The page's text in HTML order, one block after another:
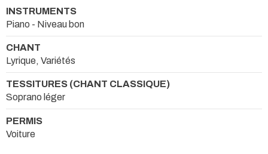
INSTRUMENTS
Piano - Niveau bon
CHANT
Lyrique, Variétés
TESSITURES (CHANT CLASSIQUE)
Soprano léger
PERMIS
Voiture